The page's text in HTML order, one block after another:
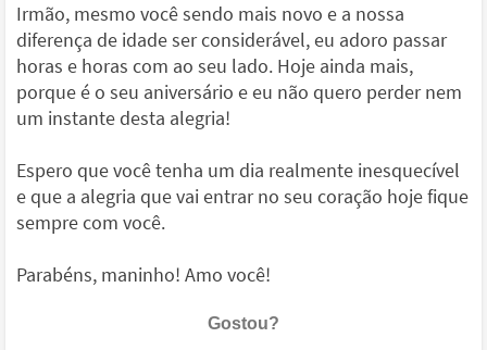
NAMORO
VER TODAS
Irmão, mesmo você sendo mais novo e a nossa
diferença de idade ser considerável, eu adoro passar
horas e horas com ao seu lado. Hoje ainda mais,
porque é o seu aniversário e eu não quero perder nem
um instante desta alegria!
Espero que você tenha um dia realmente inesquecível
e que a alegria que vai entrar no seu coração hoje fique
sempre com você.
Parabéns, maninho! Amo você!
Gostou?